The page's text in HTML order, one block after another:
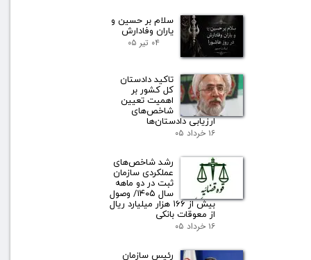
سلام بر حسین و
یاران وفادارش
۰۴ تیر ۰۵
تاکید دادستان
کل کشور بر
اهمیت تعیین
شاخص‌های
ارزیابی دادستان‌ها
۱۶ خرداد ۰۵
رشد شاخص‌های
عملکردی سازمان
ثبت در دو ماهه
سال ۱۴۰۵/ وصول
بیش از ۱۶۶ هزار میلیارد ریال
از معوقات بانکی
۱۶ خرداد ۰۵
رئیس سازمان